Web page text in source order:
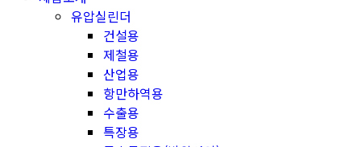
유압실린더
건설용
제철용
산업용
항만하역용
수출용
특장용